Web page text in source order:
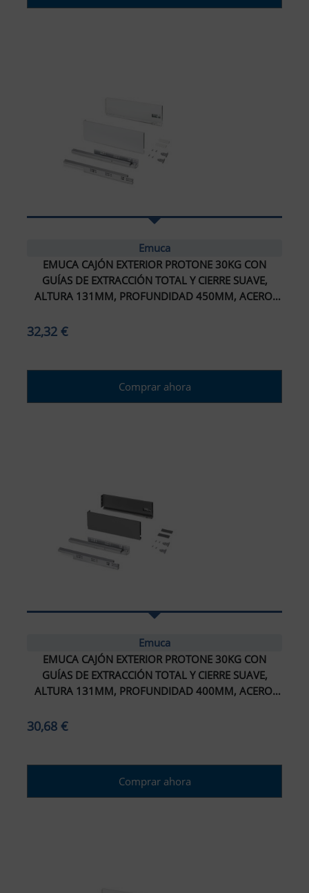
Emuca
EMUCA CAJÓN EXTERIOR PROTONE 30KG CON
GUÍAS DE EXTRACCIÓN TOTAL Y CIERRE SUAVE,
ALTURA 131MM, PROFUNDIDAD 450MM, ACERO,
32,32 €
Comprar ahora
Emuca
EMUCA CAJÓN EXTERIOR PROTONE 30KG CON
GUÍAS DE EXTRACCIÓN TOTAL Y CIERRE SUAVE,
ALTURA 131MM, PROFUNDIDAD 400MM, ACERO,
30,68 €
Comprar ahora